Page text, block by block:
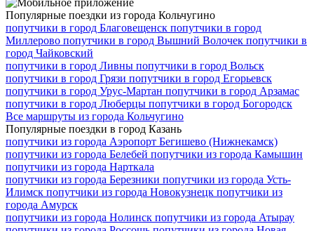
Популярные поездки из города Кольчугино
попутчики в город Благовещенск попутчики в город
Миллерово попутчики в город Вышний Волочек попутчики в
город Чайковский
попутчики в город Ливны попутчики в город Вольск
попутчики в город Грязи попутчики в город Егорьевск
попутчики в город Урус-Мартан попутчики в город Арзамас
попутчики в город Люберцы попутчики в город Богородск
Все маршруты из города Кольчугино
Популярные поездки в город Казань
попутчики из города Аэропорт Бегишево (Нижнекамск)
попутчики из города Белебей попутчики из города Камышин
попутчики из города Нарткала
попутчики из города Березники попутчики из города Усть-
Илимск попутчики из города Новокузнецк попутчики из
города Амурск
попутчики из города Нолинск попутчики из города Атырау